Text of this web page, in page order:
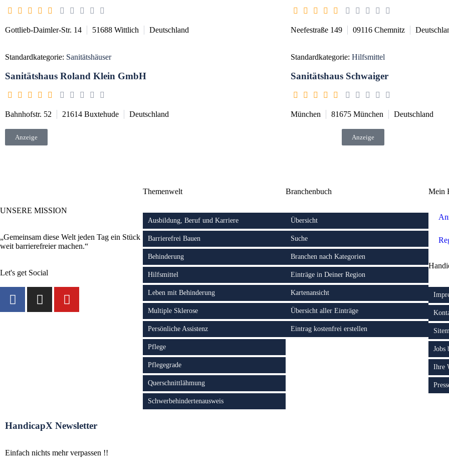
Gottlieb-Daimler-Str. 14 51688 Wittlich Deutschland
Standardkategorie: Sanitätshäuser
Sanitätshaus Roland Klein GmbH
Bahnhofstr. 52 21614 Buxtehude Deutschland
Neefestraße 149 09116 Chemnitz
Standardkategorie: Hilfsmittel
Sanitätshaus Schwaiger
München 81675 München Deutschland
Anzeige Anzeige
UNSERE MISSION
„Gemeinsam diese Welt jeden Tag ein Stück
weit barrierefreier machen.“
Let's get Social
Themenwelt
Ausbildung, Beruf und Karriere
Barrierefrei Bauen
Behinderung
Hilfsmittel
Leben mit Behinderung
Multiple Sklerose
Persönliche Assistenz
Pflege
Pflegegrade
Querschnittlähmung
Schwerbehindertenausweis
Branchenbuch
Übersicht
Suche
Branchen nach Kategorien
Einträge in Deiner Region
Kartenansicht
Übersicht aller Einträge
Eintrag kostenfrei erstellen
Mein
Jobs
Ihre
HandicapX Newsletter
Einfach nichts mehr verpassen !!